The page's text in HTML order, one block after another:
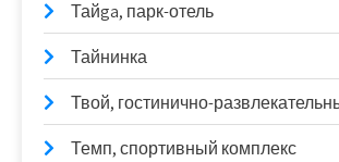
Тайga, парк-отель
Тайнинка
Твой, гостинично-
Темп, спортивный комплекс